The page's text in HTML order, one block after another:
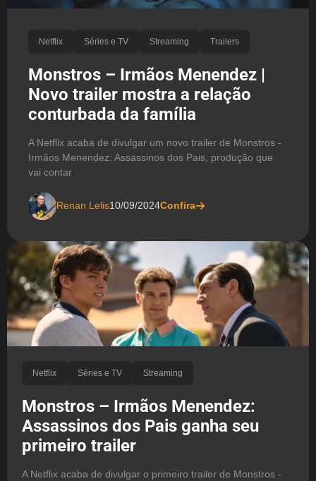
Netflix Séries e TV Streaming Trailers
Monstros – Irmãos Menendez |
Novo trailer mostra a relação
conturbada da família
A Netflix acaba de divulgar um novo trailer de Monstros -
Irmãos Menendez: Assassinos dos Pais, produção que
vai contar
Renan Lelis10/09/2024Confira
Netflix Séries e TV Streaming
Monstros – Irmãos Menendez:
Assassinos dos Pais ganha seu
primeiro trailer
A Netflix acaba de divulgar o primeiro trailer de Monstros -